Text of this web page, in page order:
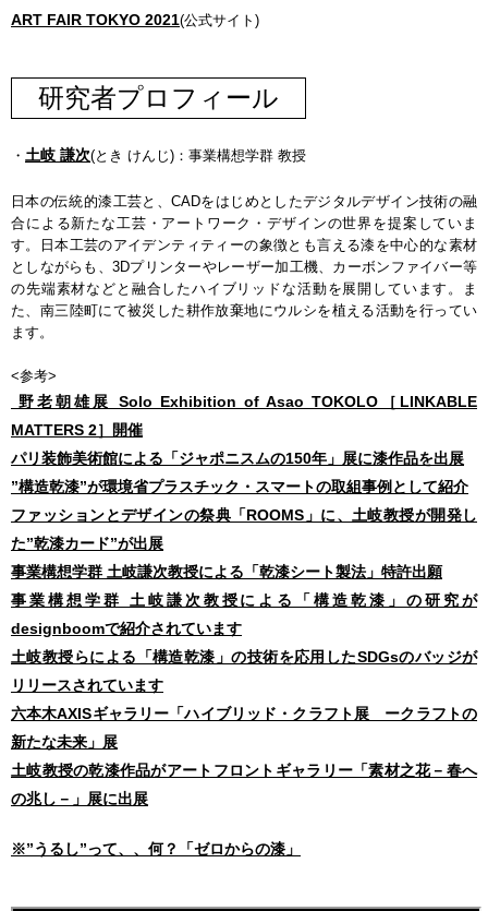
ART FAIR TOKYO 2021(公式サイト)
研究者プロフィール
・ 土岐 謙次(とき けんじ)：事業構想学群 教授
日本の伝統的漆工芸と、CADをはじめとしたデジタルデザイン技術の融
合による新たな工芸・アートワーク・デザインの世界を提案していま
す。日本工芸のアイデンティティーの象徴とも言える漆を中心的な素材
としながらも、3Dプリンターやレーザー加工機、カーボンファイバー等
の先端素材などと融合したハイブリッドな活動を展開しています。ま
た、南三陸町にて被災した耕作放棄地にウルシを植える活動を行ってい
ます。
<参考>
野老朝雄展 Solo Exhibition of Asao TOKOLO［LINKABLE
MATTERS 2］開催
パリ装飾美術館による「ジャポニスムの150年」展に漆作品を出展
”構造乾漆”が環境省プラスチック・スマートの取組事例として紹介
ファッションとデザインの祭典「ROOMS」に、土岐教授が開発し
た”乾漆カード”が出展
事業構想学群 土岐謙次教授による「乾漆シート製法」特許出願
事業構想学群 土岐謙次教授による「構造乾漆」の研究が
designboomで紹介されています
土岐教授らによる「構造乾漆」の技術を応用したSDGsのバッジが
リリースされています
六本木AXISギャラリー「ハイブリッド・クラフト展 ークラフトの
新たな未来」展
土岐教授の乾漆作品がアートフロントギャラリー「素材之花－春へ
の兆し－」展に出展
※”うるし”って、、何？「ゼロからの漆」